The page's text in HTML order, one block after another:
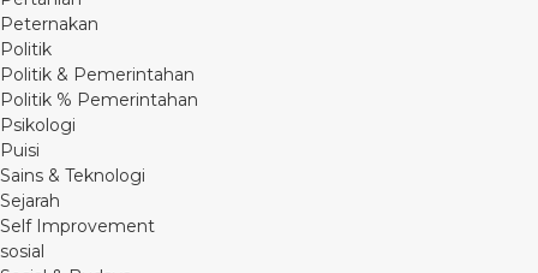
Peternakan
Politik
Politik & Pemerintahan
Politik % Pemerintahan
Psikologi
Puisi
Sains & Teknologi
Sejarah
Self Improvement
sosial